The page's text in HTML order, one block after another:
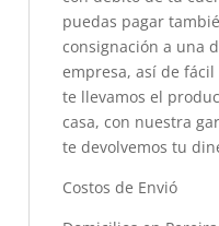
puedas pagar
consignación a una
empresa, así de
te llevamos el
casa, con nuestra
te devolvemos tu
Costos de Envió